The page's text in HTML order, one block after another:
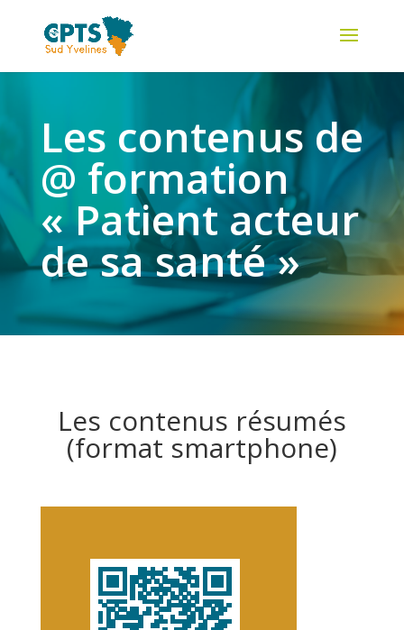
Les contenus de
@ formation
« Patient acteur
de sa santé »
Les contenus résumés
(format smartphone)